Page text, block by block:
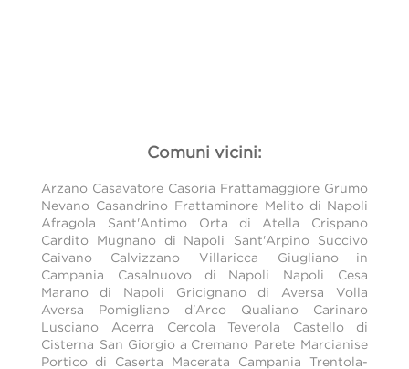
Comuni vicini:
Arzano Casavatore Casoria Frattamaggiore Grumo
Nevano Casandrino Frattaminore Melito di Napoli
Afragola
Sant'Antimo Orta di Atella
Crispano
Cardito
Mugnano di Napoli Sant'Arpino
Succivo
Caivano
Calvizzano Villaricca
Giugliano in
Campania
Casalnuovo di Napoli Napoli
Cesa
Marano di Napoli
Gricignano di Aversa
Volla
Aversa
Pomigliano d'Arco Qualiano
Carinaro
Lusciano
Acerra Cercola Teverola
Castello di
Cisterna San Giorgio a Cremano Parete Marcianise
Portico di Caserta
Macerata Campania
Trentola-